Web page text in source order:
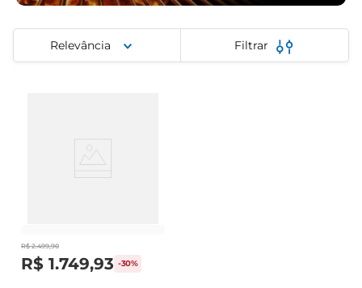
Relevância Filtrar
R$ 2.499,90
R$ 1.749,93 -30%
papel higiênico